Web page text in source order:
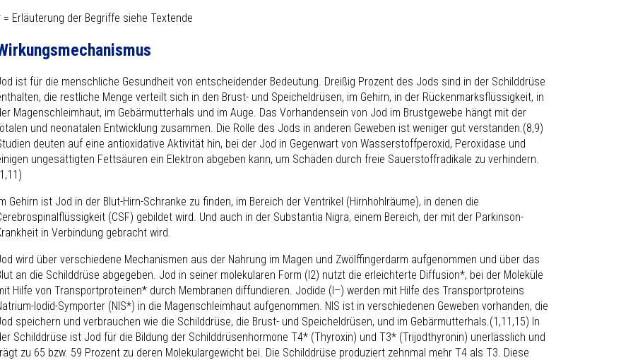
= Erläuterung der Begriffe siehe Textende
ist für die menschliche Gesundheit von entscheidender Bedeutung. Dreißig Prozent des Jods sind in der Schilddrüse
die restliche Menge verteilt sich in den Brust- und Speicheldrüsen, im Gehirn, in der Rückenmarksflüssigkeit, in
Magenschleimhaut, im Gebärmutterhals und im Auge. Das Vorhandensein von Jod im Brustgewebe hängt mit der
und neonatalen Entwicklung zusammen. Die Rolle des Jods in anderen Geweben ist weniger gut verstanden.(8,9)
deuten auf eine antioxidative Aktivität hin, bei der Jod in Gegenwart von Wasserstoffperoxid, Peroxidase und
ungesättigten Fettsäuren ein Elektron abgeben kann, um Schäden durch freie Sauerstoffradikale zu verhindern.
Gehirn ist Jod in der Blut-Hirn-Schranke zu finden, im Bereich der Ventrikel (Hirnhohlräume), in denen die
(CSF) gebildet wird. Und auch in der Substantia Nigra, einem Bereich, der mit der Parkinson-
in Verbindung gebracht wird.
wird über verschiedene Mechanismen aus der Nahrung im Magen und Zwölffingerdarm aufgenommen und über das
an die Schilddrüse abgegeben. Jod in seiner molekularen Form (I2) nutzt die erleichterte Diffusion*, bei der Moleküle
Hilfe von Transportproteinen* durch Membranen diffundieren. Jodide (I–) werden mit Hilfe des Transportproteins
Iodid-Symporter (NIS*) in die Magenschleimhaut aufgenommen. NIS ist in verschiedenen Geweben vorhanden, die
speichern und verbrauchen wie die Schilddrüse, die Brust- und Speicheldrüsen, und im Gebärmutterhals.(1,11,15) In
Schilddrüse ist Jod für die Bildung der Schilddrüsenhormone T4* (Thyroxin) und T3* (Trijodthyronin) unerlässlich und
zu 65 bzw. 59 Prozent zu deren Molekulargewicht bei. Die Schilddrüse produziert zehnmal mehr T4 als T3 . Diese